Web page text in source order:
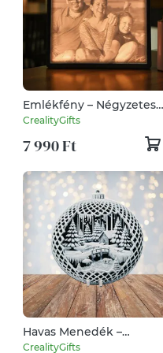
Emlékfény – Négyzetes
litofán kép kerettel (1:1)
CrealityGifts
7 990 Ft
Havas Menedék –
Hueforge karácsonyfadísz
CrealityGifts